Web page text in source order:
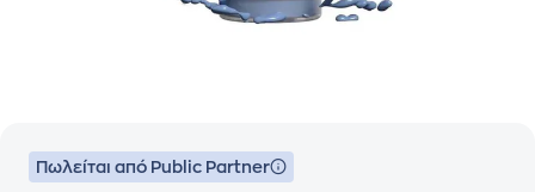
Πωλείται από Public Partner